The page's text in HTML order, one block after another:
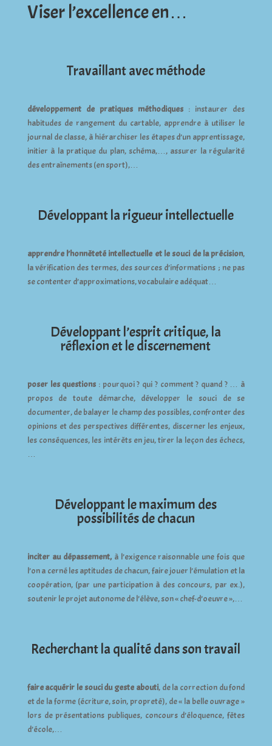
Viser l’excellence en…
Travaillant avec méthode
développement de pratiques méthodiques : instaurer des
habitudes de rangement du cartable, apprendre à utiliser le
journal de classe, à hiérarchiser les étapes d’un apprentissage,
initier à la pratique du plan, schéma,…, assurer la régularité
des entraînements (en sport),…
Développant la rigueur intellectuelle
apprendre l’honnêteté intellectuelle et le souci de la précision,
la vérification des termes, des sources d’informations ; ne pas
se contenter d’approximations, vocabulaire adéquat…
Développant l’esprit critique, la
réflexion et le discernement
poser les questions : pourquoi ? qui ? comment ? quand ? … à
propos de toute démarche, développer le souci de se
documenter, de balayer le champ des possibles, confronter des
opinions et des perspectives différentes, discerner les enjeux,
les conséquences, les intérêts en jeu, tirer la leçon des échecs,
…
Développant le maximum des
possibilités de chacun
inciter au dépassement, à l’exigence raisonnable une fois que
l’on a cerné les aptitudes de chacun, faire jouer l’émulation et la
coopération, (par une participation à des concours, par ex.),
soutenir le projet autonome de l’élève, son « chef-d’oeuvre »,…
Recherchant la qualité dans son travail
faire acquérir le souci du geste abouti, de la correction du fond
et de la forme (écriture, soin, propreté), de « la belle ouvrage »
lors de présentations publiques, concours d’éloquence, fêtes
d’école,…